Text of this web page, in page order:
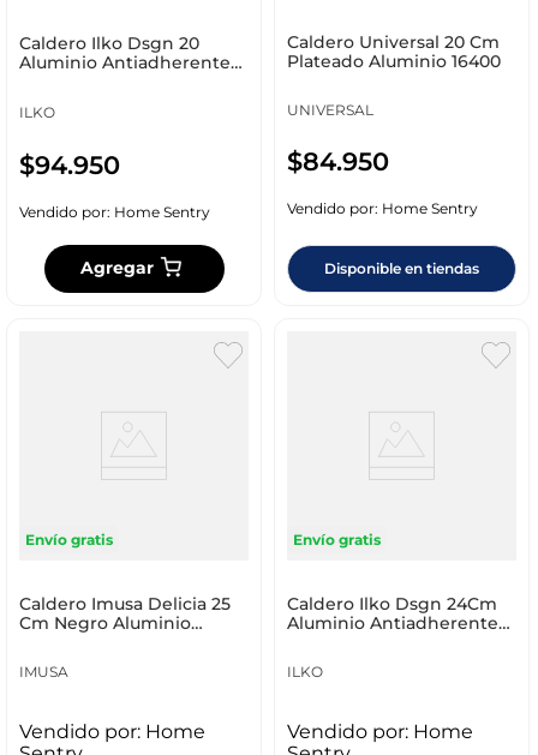
Caldero Ilko Dsgn 20
Aluminio Antiadherente
ILKO
$94.950
Vendido por: Home Sentry
Agregar
Caldero Universal 20 Cm
Plateado Aluminio 16400
UNIVERSAL
$84.950
Vendido por: Home Sentry
Disponible en tiendas
Envío gratis
Caldero Imusa Delicia 25
Cm Negro Aluminio
IMUSA
Vendido por: Home
Envío gratis
Caldero Ilko Dsgn 24Cm
Aluminio Antiadherente
ILKO
Vendido por: Home